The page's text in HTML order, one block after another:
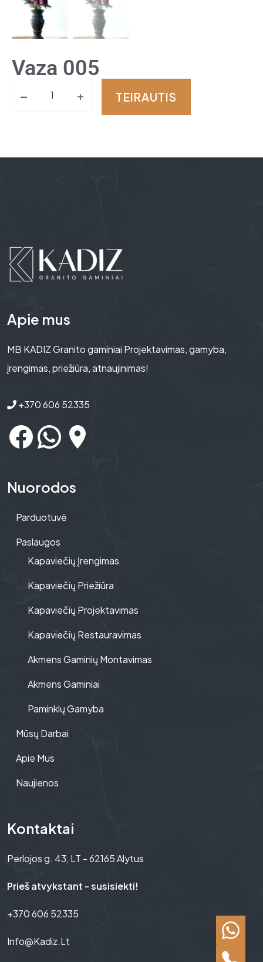
Vaza 005
- + TEIRAUTIS
Apie mus
MB KADIZ Granito gaminiai Projektavimas, gamyba,
įrengimas, priežiūra, atnaujinimas!
+370 606 52335
Nuorodos
Parduotuvė
Paslaugos
Kapaviečių Įrengimas
Kapaviečių Priežiūra
Kapaviečių Projektavimas
Kapaviečių Restauravimas
Akmens Gaminių Montavimas
Akmens Gaminiai
Paminklų Gamyba
Mūsų Darbai
Apie Mus
Naujienos
Kontaktai
Perlojos g. 43, LT - 62165 Alytus
Prieš atvykstant - susisiekti!
+370 606 52335
Info@kadiz.lt